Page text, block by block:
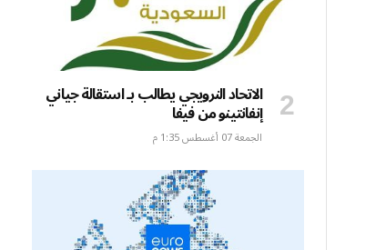
الاتحاد النرويجي يطالب بـ استقالة جياني
إنفانتينو من فيفا
الجمعة 07 أغسطس 1:35 م